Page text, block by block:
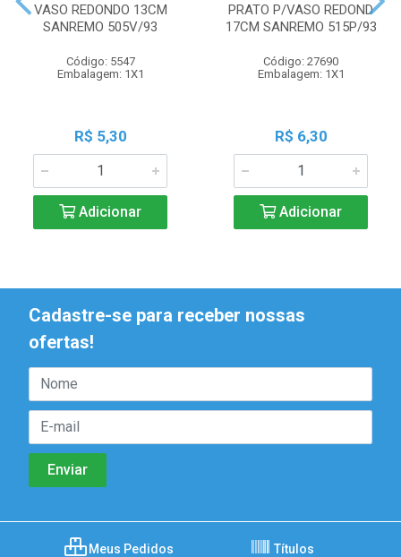
VASO REDONDO 13CM
SANREMO 505V/93
Código: 5547
Embalagem: 1X1
R$ 5,30
Adicionar
PRATO P/VASO REDOND
17CM SANREMO 515P/93
Código: 27690
Embalagem: 1X1
R$ 6,30
Adicionar
Cadastre-se para receber nossas
ofertas!
Meus Pedidos Títulos